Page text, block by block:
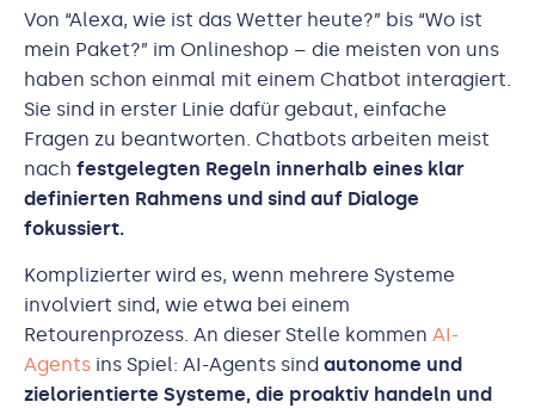
Von “Alexa, wie ist das Wetter heute?” bis “Wo ist
mein Paket?” im Onlineshop – die meisten von uns
haben schon einmal mit einem Chatbot interagiert.
Sie sind in erster Linie dafür gebaut, einfache
Fragen zu beantworten. Chatbots arbeiten meist
nach festgelegten Regeln innerhalb eines klar
definierten Rahmens und sind auf Dialoge
fokussiert.
Komplizierter wird es, wenn mehrere Systeme
involviert sind, wie etwa bei einem
Retourenprozess. An dieser Stelle kommen AI-
Agents ins Spiel: AI-Agents sind autonome und
zielorientierte Systeme, die proaktiv handeln und